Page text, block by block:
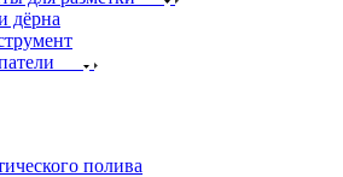
дёрна
полива